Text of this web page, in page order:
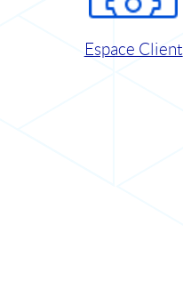
Espace Client